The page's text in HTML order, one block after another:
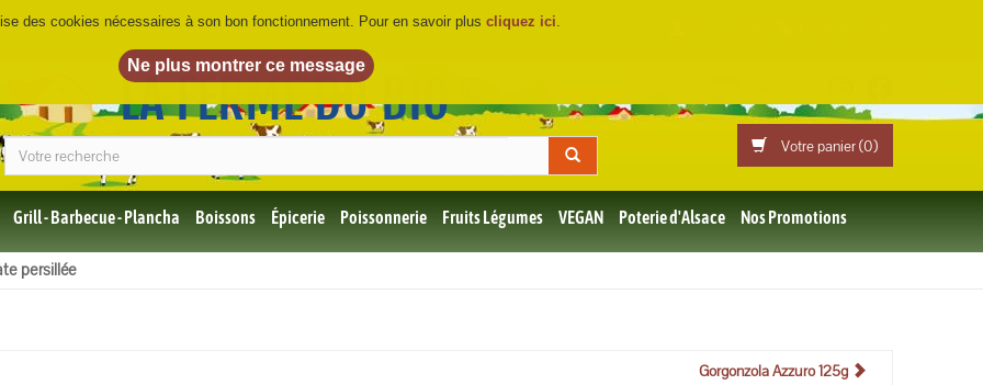
LA FERME DU BIO
Votre panier (0)
Grill - Barbecue - Plancha Boissons Épicerie Poissonnerie Fruits Légumes VEGAN Poterie d'Alsace Nos Promotions
persillée
Gorgonzola Azzuro 125g
des cookies nécessaires à son bon fonctionnement. Pour en savoir plus cliquez ici.